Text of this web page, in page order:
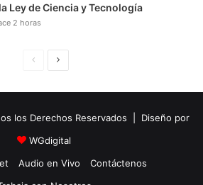
Ley de Ciencia y Tecnología
2 horas
i
n
a
u
i
e
los Derechos Reservados | Diseño por
WGdigital
Audio en Vivo
Contáctenos